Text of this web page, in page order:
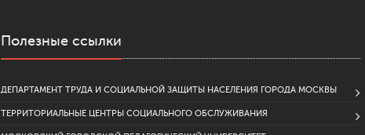
Полезные ссылки
ДЕПАРТАМЕНТ ТРУДА И СОЦИАЛЬНОЙ ЗАЩИТЫ НАСЕЛЕНИЯ ГОРОДА МОСКВЫ
ТЕРРИТОРИАЛЬНЫЕ ЦЕНТРЫ СОЦИАЛЬНОГО ОБСЛУЖИВАНИЯ